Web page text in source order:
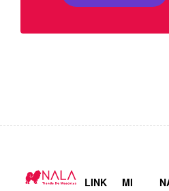
LINK
MI